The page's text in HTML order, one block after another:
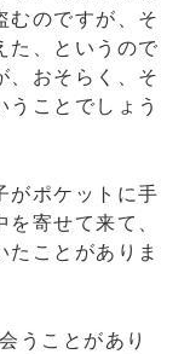
むのですが、そ
た、というので
、おそらく、そ
ことでしょう
がポケットに手
寄せて来て、
ことがありま
うことがあり